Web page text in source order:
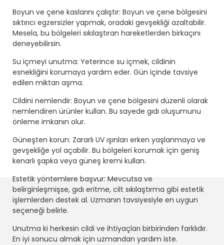
Boyun ve çene kaslarını çalıştır: Boyun ve çene bölgesini
sıktırıcı egzersizler yapmak, oradaki gevşekliği azaltabilir.
Mesela, bu bölgeleri sıkılaştıran hareketlerden birkaçını
deneyebilirsin.
Su içmeyi unutma: Yeterince su içmek, cildinin
esnekliğini korumaya yardım eder. Gün içinde tavsiye
edilen miktarı aşma.
Cildini nemlendir: Boyun ve çene bölgesini düzenli olarak
nemlendiren ürünler kullan. Bu sayede gıdı oluşumunu
önleme imkanın olur.
Güneşten korun: Zararlı UV ışınları erken yaşlanmaya ve
gevşekliğe yol açabilir. Bu bölgeleri korumak için geniş
kenarlı şapka veya güneş kremi kullan.
Estetik yöntemlere başvur: Mevcutsa ve
belirginleşmişse, gıdı eritme, cilt sıkılaştırma gibi estetik
işlemlerden destek al. Uzmanın tavsiyesiyle en uygun
seçeneği belirle.
Unutma ki herkesin cildi ve ihtiyaçları birbirinden farklıdır.
En iyi sonucu almak için uzmandan yardım iste.